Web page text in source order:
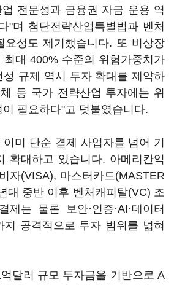
전문성과 금융권 자금 운용 역
"며 첨단전략산업특별법과 벤처
요성도 제기했습니다. 또 비상장
최대 400% 수준의 위험가중치가
성 규제 역시 투자 확대를 제약하
등 국가 전략산업 투자에는 위
필요하다"고 덧붙였습니다.
미 단순 결제 사업자를 넘어 기
확대하고 있습니다. 아메리칸익
자(VISA), 마스터카드(MASTER
대 중반 이후 벤처캐피탈(VC) 조
제는 물론 보안·인증·AI·데이터
지 공격적으로 투자 범위를 넓혀
달러 규모 투자금을 기반으로 A